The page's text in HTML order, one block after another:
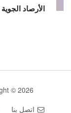
الأرصاد
© 2026
اتصل بنا